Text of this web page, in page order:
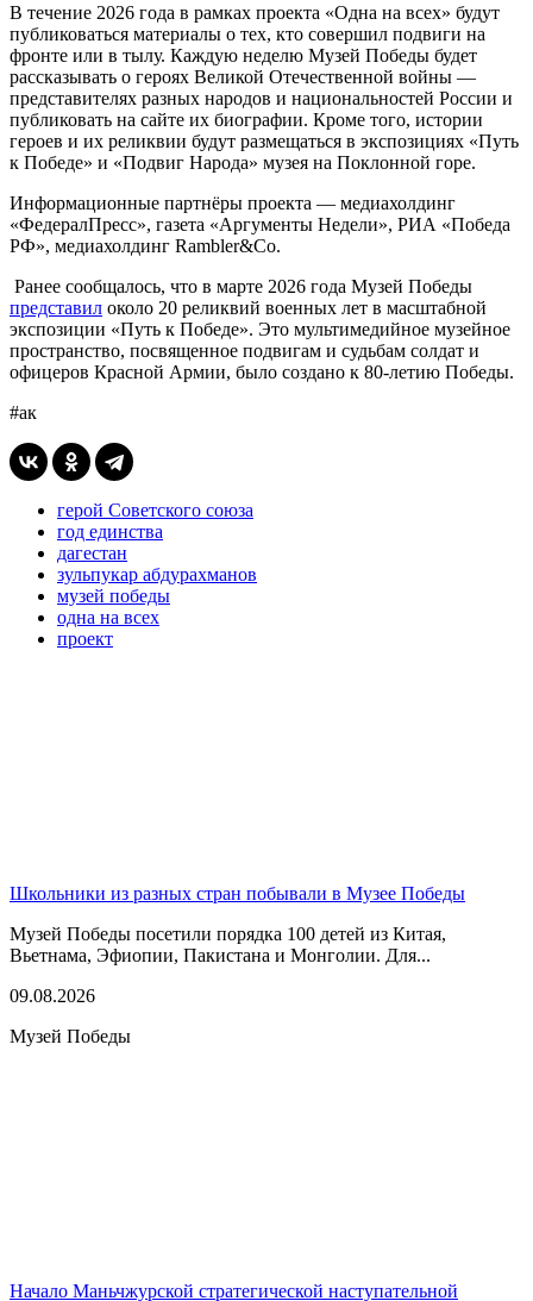
В течение 2026 года в рамках проекта «Одна на всех» будут
публиковаться материалы о тех, кто совершил подвиги на
фронте или в тылу. Каждую неделю Музей Победы будет
рассказывать о героях Великой Отечественной войны —
представителях разных народов и национальностей России и
публиковать на сайте их биографии. Кроме того, истории
героев и их реликвии будут размещаться в экспозициях «Путь
к Победе» и «Подвиг Народа» музея на Поклонной горе.
Информационные партнёры проекта — медиахолдинг
«ФедералПресс», газета «Аргументы Недели», РИА «Победа
РФ», медиахолдинг Rambler&Co.
Ранее сообщалось, что в марте 2026 года Музей Победы
представил около 20 реликвий военных лет в масштабной
экспозиции «Путь к Победе». Это мультимедийное музейное
пространство, посвященное подвигам и судьбам солдат и
офицеров Красной Армии, было создано к 80-летию Победы.
#ак
герой Советского союза
год единства
дагестан
зульпукар абдурахманов
музей победы
одна на всех
проект
Школьники из разных стран побывали в Музее Победы
Музей Победы посетили порядка 100 детей из Китая,
Вьетнама, Эфиопии, Пакистана и Монголии. Для...
09.08.2026
Музей Победы
Начало Маньчжурской стратегической наступательной